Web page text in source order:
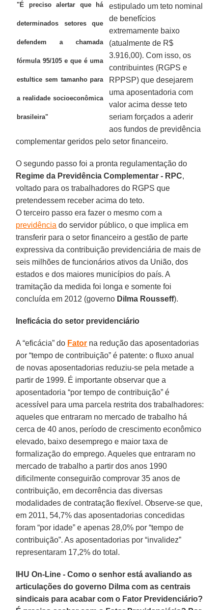
"É preciso alertar que há
determinados setores que
defendem a chamada
fórmula 95/105 e que é uma
estultice sem tamanho para
a realidade socioeconômica
brasileira"
estipulado um teto nominal
de benefícios
extremamente baixo
(atualmente de R$
3.916,00). Com isso, os
contribuintes (RGPS e
RPPSP) que desejarem
uma aposentadoria com
valor acima desse teto
seriam forçados a aderir
aos fundos de previdência
complementar geridos pelo setor financeiro.
O segundo passo foi a pronta regulamentação do
Regime da Previdência Complementar - RPC,
voltado para os trabalhadores do RGPS que
pretendessem receber acima do teto.
O terceiro passo era fazer o mesmo com a
previdência do servidor público, o que implica em
transferir para o setor financeiro a gestão de parte
expressiva da contribuição previdenciária de mais de
seis milhões de funcionários ativos da União, dos
estados e dos maiores municípios do país. A
tramitação da medida foi longa e somente foi
concluída em 2012 (governo Dilma Rousseff).
Ineficácia do setor previdenciário
A “eficácia” do Fator na redução das aposentadorias
por “tempo de contribuição” é patente: o fluxo anual
de novas aposentadorias reduziu-se pela metade a
partir de 1999. É importante observar que a
aposentadoria “por tempo de contribuição” é
acessível para uma parcela restrita dos trabalhadores:
aqueles que entraram no mercado de trabalho há
cerca de 40 anos, período de crescimento econômico
elevado, baixo desemprego e maior taxa de
formalização do emprego. Aqueles que entraram no
mercado de trabalho a partir dos anos 1990
dificilmente conseguirão comprovar 35 anos de
contribuição, em decorrência das diversas
modalidades de contratação flexível. Observe-se que,
em 2011, 54,7% das aposentadorias concedidas
foram “por idade” e apenas 28,0% por “tempo de
contribuição”. As aposentadorias por “invalidez”
representaram 17,2% do total.
IHU On-Line - Como o senhor está avaliando as
articulações do governo Dilma com as centrais
sindicais para acabar com o Fator Previdenciário?